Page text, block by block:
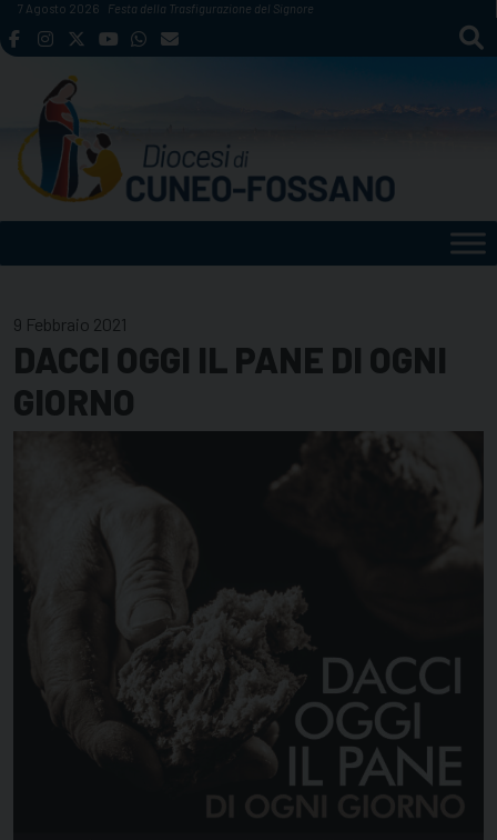
Skip
to
7 Agosto 2026 Festa della Trasfigurazione del Signore
9 Febbraio 2021
DACCI OGGI IL PANE DI OGNI
GIORNO